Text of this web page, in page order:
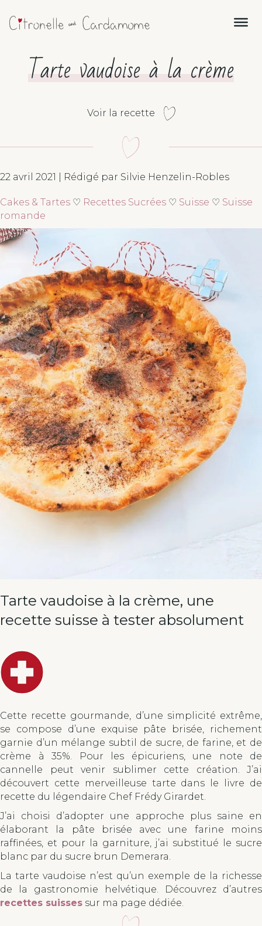
Tarte vaudoise à la crème
Voir la recette
22 avril 2021 | Rédigé par Silvie Henzelin-Robles
Cakes & Tartes ♡ Recettes Sucrées ♡ Suisse ♡ Suisse
romande
Tarte vaudoise à la crème, une
recette suisse à tester absolument
Cette recette gourmande, d’une simplicité extrême,
se compose d’une exquise pâte brisée, richement
garnie d’un mélange subtil de sucre, de farine, et de
crème à 35%. Pour les épicuriens, une note de
cannelle peut venir sublimer cette création. J’ai
découvert cette merveilleuse tarte dans le livre de
recette du légendaire Chef Frédy Girardet.
J’ai choisi d’adopter une approche plus saine en
élaborant la pâte brisée avec une farine moins
raffinées, et pour la garniture, j’ai substitué le sucre
blanc par du sucre brun Demerara.
La tarte vaudoise n’est qu’un exemple de la richesse
de la gastronomie helvétique. Découvrez d’autres
recettes suisses sur ma page dédiée.